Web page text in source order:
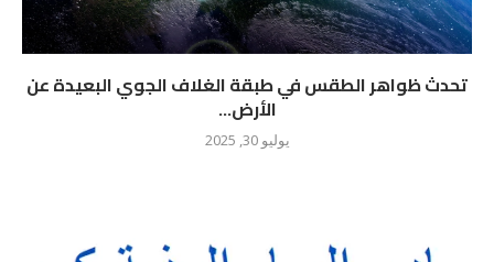
تحدث ظواهر الطقس في طبقة الغلاف الجوي البعيدة عن
الأرض...
يوليو 30, 2025